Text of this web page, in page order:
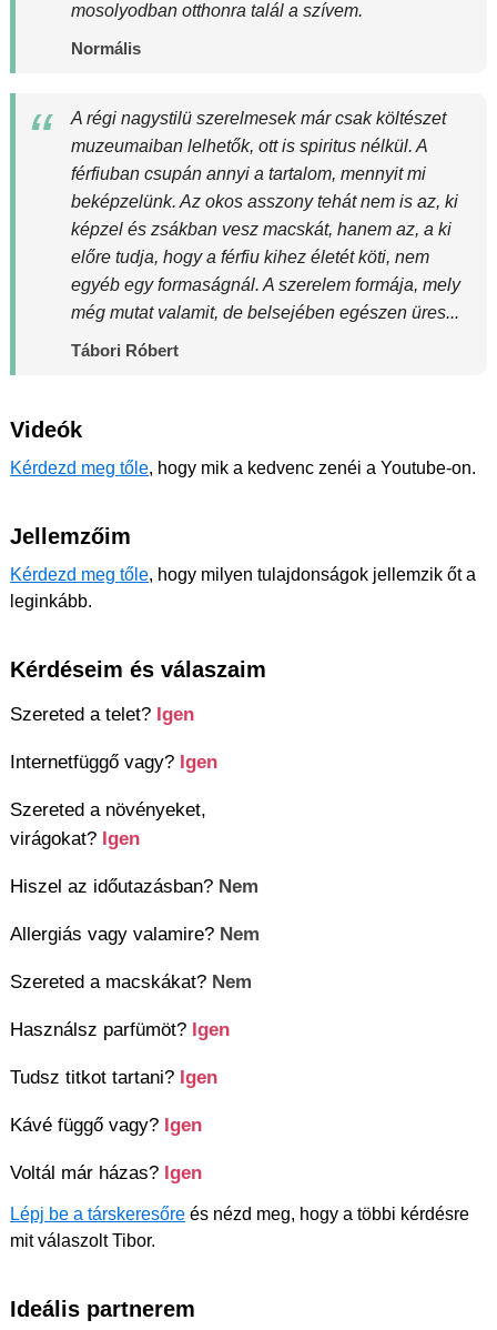
mosolyodban otthonra talál a szívem.
Normális
A régi nagystilü szerelmesek már csak költészet
muzeumaiban lelhetők, ott is spiritus nélkül. A
férfiuban csupán annyi a tartalom, mennyit mi
beképzelünk. Az okos asszony tehát nem is az, ki
képzel és zsákban vesz macskát, hanem az, a ki
előre tudja, hogy a férfiu kihez életét köti, nem
egyéb egy formaságnál. A szerelem formája, mely
még mutat valamit, de belsejében egészen üres...
Tábori Róbert
Videók
Kérdezd meg tőle, hogy mik a kedvenc zenéi a Youtube-on.
Jellemzőim
Kérdezd meg tőle, hogy milyen tulajdonságok jellemzik őt a
leginkább.
Kérdéseim és válaszaim
Szereted a telet? Igen
Internetfüggő vagy? Igen
Szereted a növényeket,
virágokat? Igen
Hiszel az időutazásban? Nem
Allergiás vagy valamire? Nem
Szereted a macskákat? Nem
Használsz parfümöt? Igen
Tudsz titkot tartani? Igen
Kávé függő vagy? Igen
Voltál már házas? Igen
Lépj be a társkeresőre és nézd meg, hogy a többi kérdésre
mit válaszolt Tibor.
Ideális partnerem